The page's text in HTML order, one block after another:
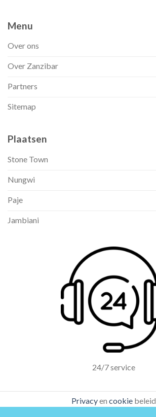
Menu
Over ons
Over Zanzibar
Partners
Sitemap
Plaatsen
Stone Town
Nungwi
Paje
Jambiani
24/7 service
Privacyen cookiebeleid